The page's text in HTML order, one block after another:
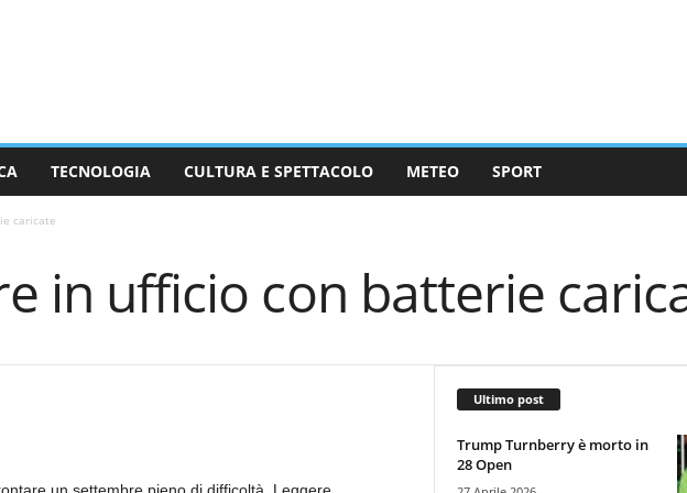
TECNOLOGIA CULTURA E SPETTACOLO METEO SPORT
caricate
in ufficio con batterie
Ultimo post
Trump Turnberry è morto in
28 Open